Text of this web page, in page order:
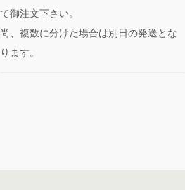
て御注文下さい。
尚、複数に分けた場合は別日の発送とな
ります。